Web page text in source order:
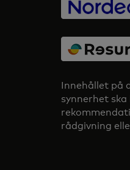
Innehållet på
synnerhet
rådgivning